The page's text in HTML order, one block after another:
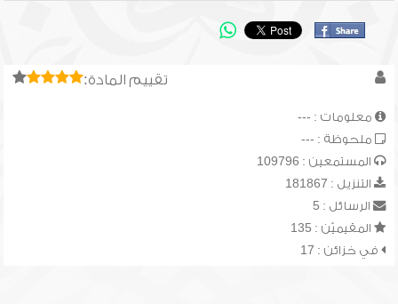
تقييم المادة:
معلومات : ---
ملحوظة : ---
المستمعين : 109796
التنزيل : 181867
الرسائل : 5
المقيميّن : 135
في خزائن : 17